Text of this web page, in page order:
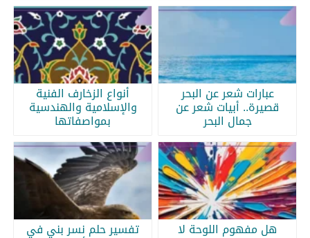
عبارات شعر عن البحر
قصيرة.. أبيات شعر عن
جمال البحر
أنواع الزخارف الفنية
والإسلامية والهندسية
بمواصفاتها
هل مفهوم اللوحة لا تفسير حلم نسر بني في